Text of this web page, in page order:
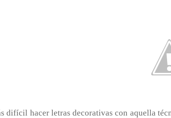
difícil hacer letras decorativas con aquella